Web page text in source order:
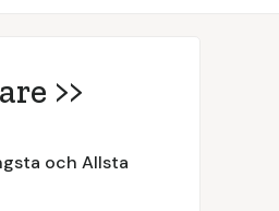
>>
och Allsta